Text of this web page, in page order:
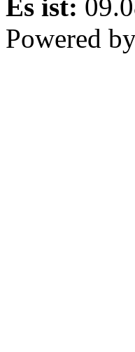
Es ist:
Powered